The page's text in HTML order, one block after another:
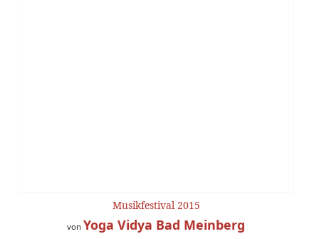
Musikfestival 2015
von Yoga Vidya Bad Meinberg